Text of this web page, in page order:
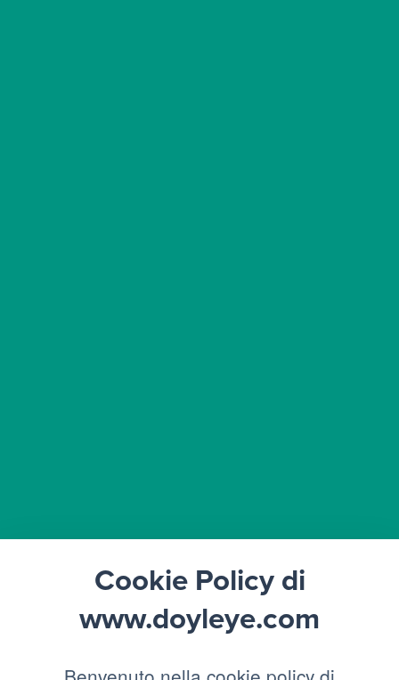
Cookie Policy di
www.doyleye.com